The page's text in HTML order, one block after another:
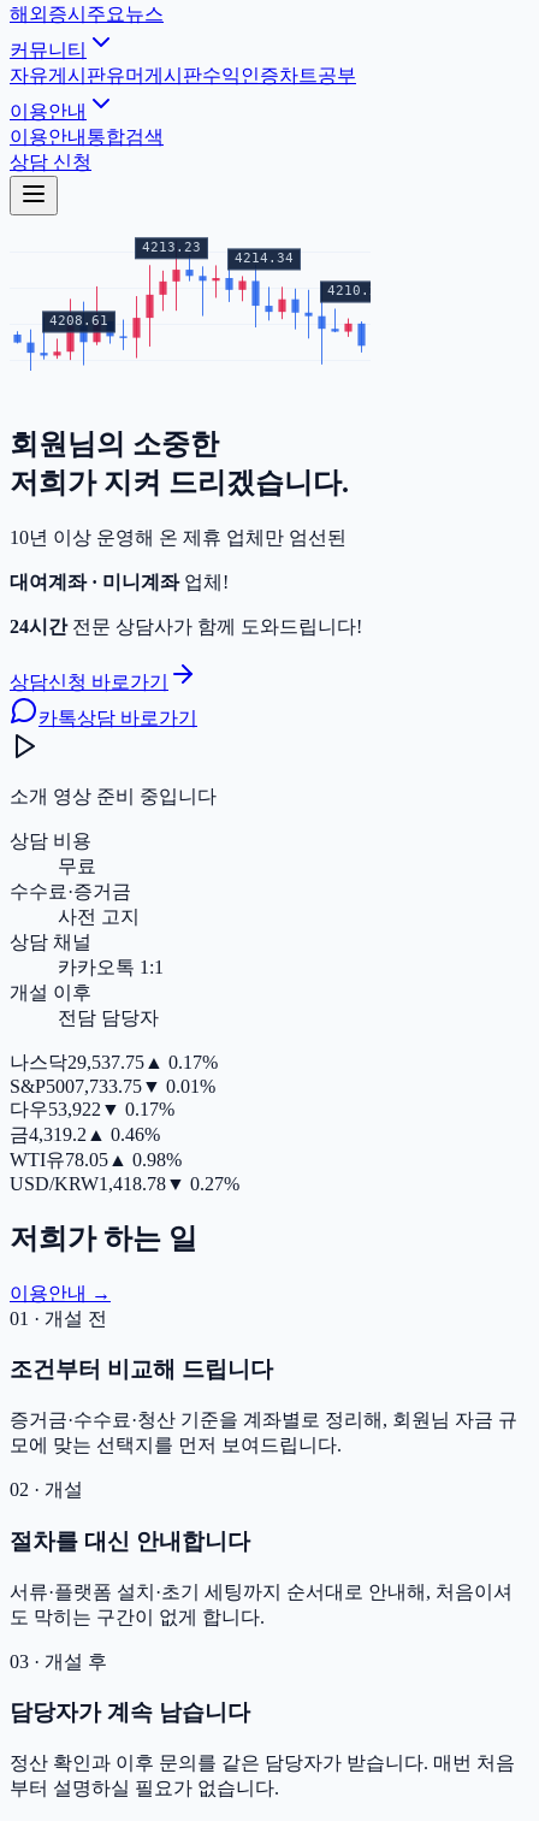
해외증시 주요뉴스
커뮤니티
자유게시판유머게시판수익인증차트공부
이용안내
이용안내 통합검색
상담 신청
회원님의 소중한
저희가 지켜 드리겠습니다.
10년 이상 운영해 온 제휴 업체만 엄선된
대여계좌 · 미니계좌업체!
24시간전문 상담사가 함께 도와드립니다!
상담신청 바로가기
카톡상담 바로가기
소개 영상 준비 중입니다
상담 비용
무료
수수료·증거금
사전 고지
상담 채널
카카오톡 1:1
개설 이후
전담 담당자
나스닥29,537.75 ▲ 0.17%
S&P5007,733.75▼ 0.01%
다우53,922 ▼ 0.17%
금4,319.2 ▲ 0.46%
WTI유78.05 ▲ 0.98%
USD/KRW1,418.78▼ 0.27%
저희가 하는 일
이용안내 →
01 · 개설 전
조건부터 비교해 드립니다
증거금·수수료·청산 기준을 계좌별로 정리해, 회원님 자금 규
모에 맞는 선택지를 먼저 보여드립니다.
02 · 개설
절차를 대신 안내합니다
서류·플랫폼 설치·초기 세팅까지 순서대로 안내해, 처음이셔
도 막히는 구간이 없게 합니다.
03 · 개설 후
담당자가 계속 남습니다
정산 확인과 이후 문의를 같은 담당자가 받습니다. 매번 처음
부터 설명하실 필요가 없습니다.